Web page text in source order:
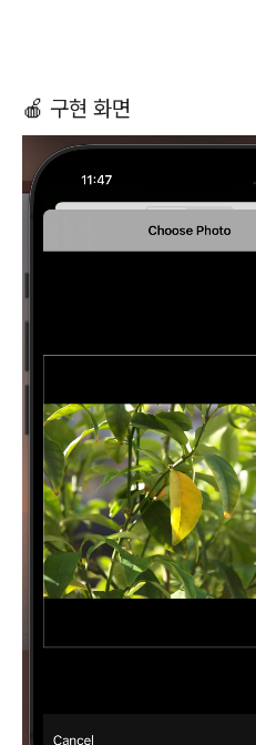
🍎 구현 화면